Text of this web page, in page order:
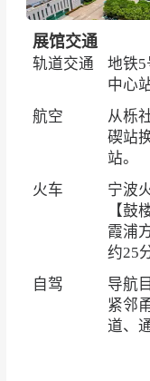
展馆交通
轨道交通 地铁
中心
航空
从栎
碶站
站。
火车
宁波
【鼓
霞浦
约25
自驾
导航
紧邻
道、